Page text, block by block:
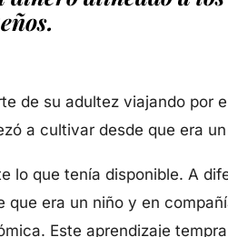
de su adultez viajando por
a cultivar desde que era
lo que tenía disponible. A
era un niño y en
Este aprendizaje